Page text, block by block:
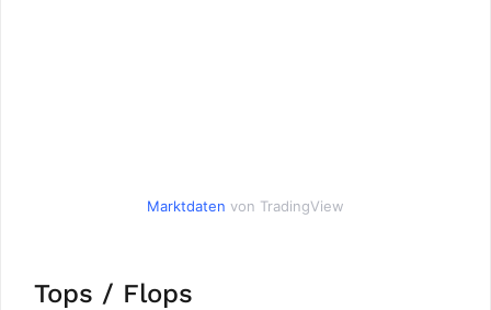
Marktdaten von TradingView
Tops / Flops